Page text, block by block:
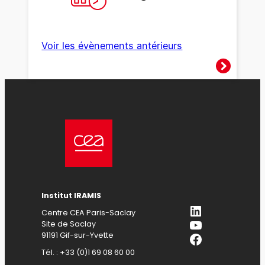
Voir les évènements antérieurs
Institut IRAMIS
Centre CEA Paris-Saclay
Site de Saclay
91191 Gif-sur-Yvette
Tél. : +33 (0)1 69 08 60 00
LinkedIn
YouTube
Facebook